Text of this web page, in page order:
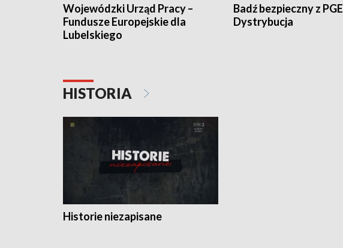
Wojewódzki Urząd Pracy –
Fundusze Europejskie dla
Lubelskiego
Badź bezpieczny z PGE
Dystrybucja
HISTORIA
Historie niezapisane